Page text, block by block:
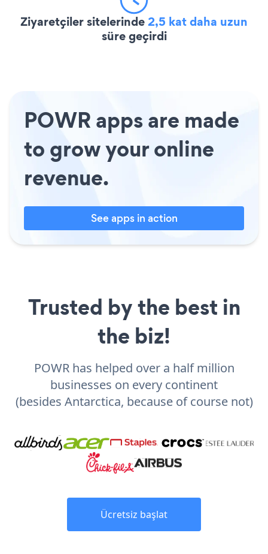
Ziyaretçiler sitelerinde2,5 kat daha uzun
süre geçirdi
POWR apps are made
to grow your online
revenue.
See apps in action
Trusted by the best in
the biz!
POWR has helped over a half million
businesses on every continent
(besides Antarctica, because of course not)
Ücretsiz başlat